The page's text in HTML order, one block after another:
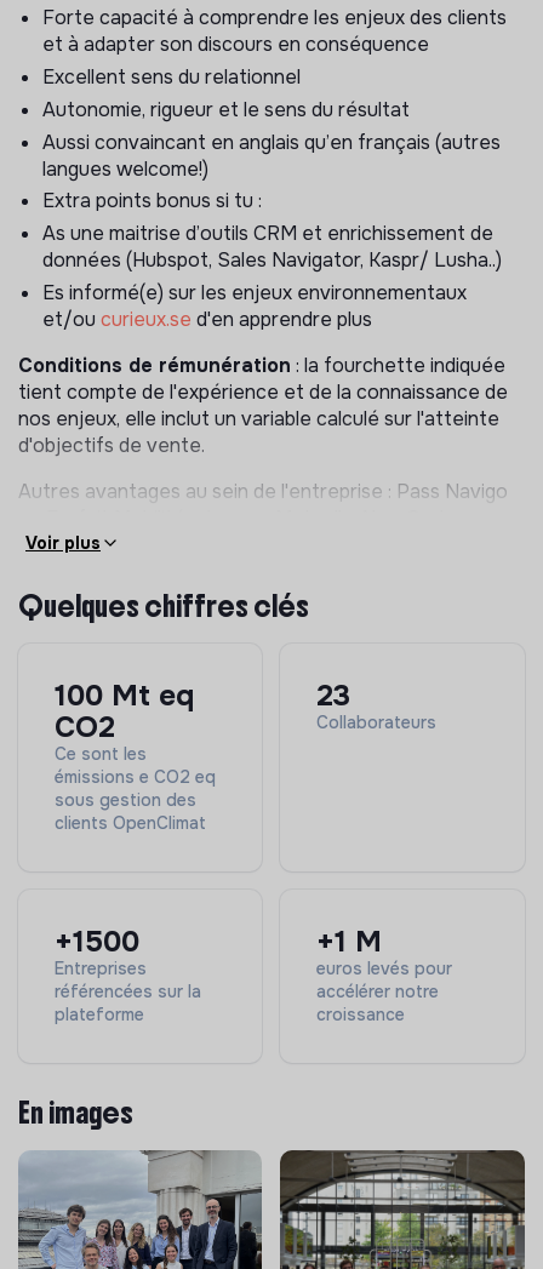
Participer à l’amélioration des process commerciaux
(CRM, outils de vente, pitch commercial)
Représenter l’image commerciale de l’entreprise si
nécessaire (Conférence, salons..etc)
Les raisons de nous rejoindre ?
Pour avoir un rôle stratégique à un moment clé du
développement d’OpenClimat
Pour prendre part à un environnement dynamique et
challengeant, avec une équipe ambitieuse qui prend
du plaisir tous les jours à essayer de faire bouger les
lignes
Et enfin, pour avoir un véritable impact systémique
au sein d'une équipe engagée qui sait allier ambition
et plaisir au travail autour de vraies valeurs.
Forte capacité à comprendre les enjeux des clients
et à adapter son discours en conséquence
Excellent sens du relationnel
Autonomie, rigueur et le sens du résultat
Aussi convaincant en anglais qu’en français (autres
langues welcome!)
Extra points bonus si tu :
As une maitrise d’outils CRM et enrichissement de
données (Hubspot, Sales Navigator, Kaspr/ Lusha..)
Es informé(e) sur les enjeux environnementaux
et/ou curieux.se d'en apprendre plus
Conditions de rémunération : la fourchette indiquée
tient compte de l'expérience et de la connaissance de
nos enjeux, elle inclut un variable calculé sur l'atteinte
d'objectifs de vente.
Autres avantages au sein de l'entreprise : Pass Navigo
Tickets Restaurants et nos superbes locaux au coeur
et plaisir.
Voir plus
Quelques chiffres clés
100 Mt eq
CO2
Ce sont les
émissions e CO2 eq
sous gestion des
clients OpenClimat
23
Collaborateurs
+1500
Entreprises
référencées sur la
plateforme
+1 M
euros levés pour
accélérer notre
croissance
En images